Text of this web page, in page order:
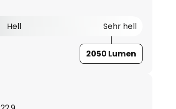
Hell Sehr hell
2050 Lumen